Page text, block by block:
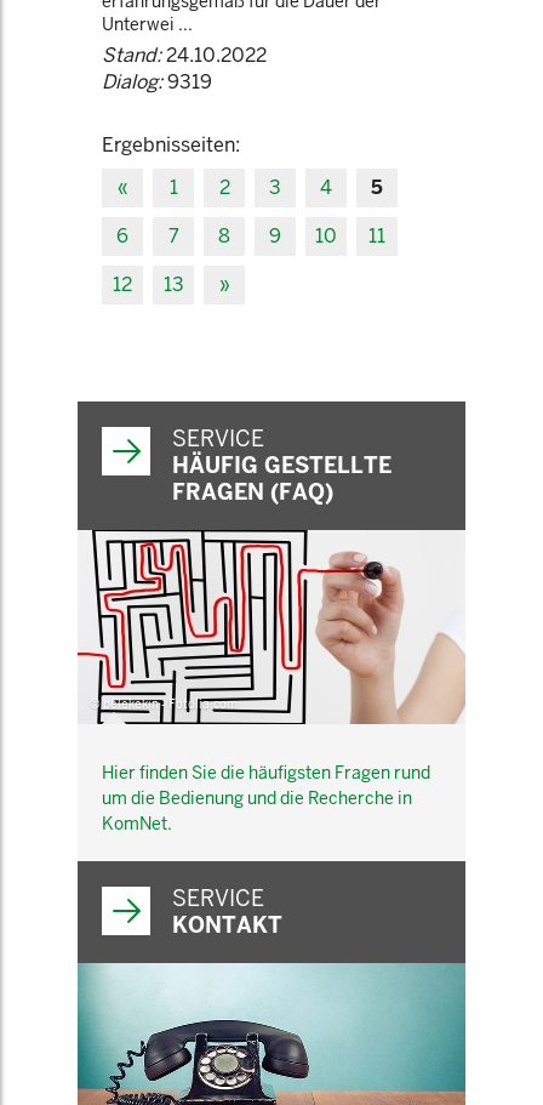
Unterwei ...
Stand:24.10.2022
Dialog:9319
Ergebnisseiten:
«
1 2 3 4
5
6
7 8 9 10
11
12
13 »
SERVICE
HÄUFIG GESTELLTE
FRAGEN (FAQ)
© belekekin - Fotolia.com
Hier finden Sie die häufigsten Fragen rund
um die Bedienung und die Recherche in
KomNet.
SERVICE
KONTAKT